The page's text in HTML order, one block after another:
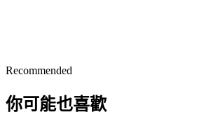
Recommended
你可能也喜歡